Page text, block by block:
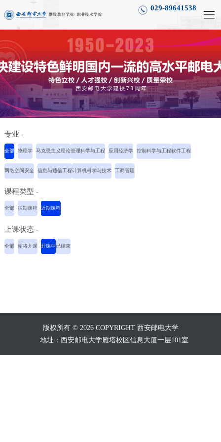
029-89641538
专业 -
全部 物理学 马克思主义理论管理科学与工程 应用经济学 控制科学与工程软件工程
网络空间安全 信息与通信工程计算机科学与技术 工商管理
课程类型 -
全部 往期课程 近期课程
上课状态 -
全部 即将开课 开课中已结束
版权所有 © 2026 COPYRIGHT 西安邮电大学
地址：西安邮电大学雁塔校区信息大厦一层101室